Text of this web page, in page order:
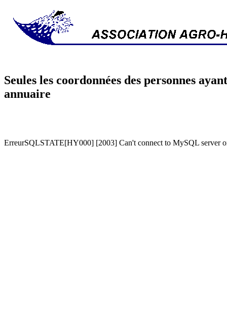
Seules les coordonnées des personnes
annuaire
ErreurSQLSTATE[HY000] [2003] Can't connect to MySQL server